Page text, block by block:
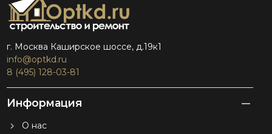
г. Москва Каширское шоссе, д.19к1
info@optkd.ru
8 (495) 128-03-81
Информация
О нас